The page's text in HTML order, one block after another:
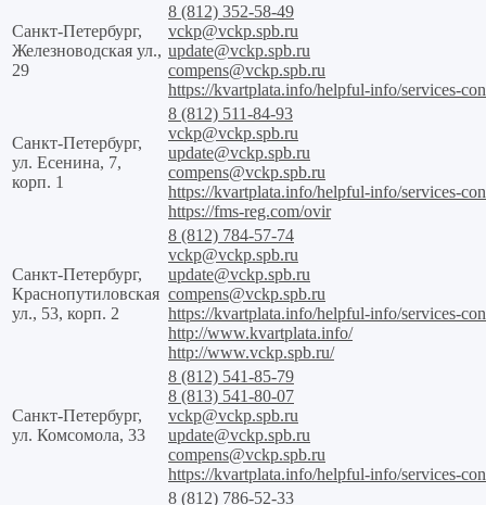
Санкт-Петербург,
Железноводская ул.,
29
8 (812) 352-58-49
vckp@vckp.spb.ru
update@vckp.spb.ru
compens@vckp.spb.ru
https://kvartplata.info/helpful-info/services-
Санкт-Петербург,
ул. Есенина, 7,
корп. 1
8 (812) 511-84-93
vckp@vckp.spb.ru
update@vckp.spb.ru
compens@vckp.spb.ru
https://kvartplata.info/helpful-info/services-
https://fms-reg.com/ovir
Санкт-Петербург,
Краснопутиловская
ул., 53, корп. 2
8 (812) 784-57-74
vckp@vckp.spb.ru
update@vckp.spb.ru
compens@vckp.spb.ru
https://kvartplata.info/helpful-info/services-
http://www.kvartplata.info/
http://www.vckp.spb.ru/
Санкт-Петербург,
ул. Комсомола, 33
8 (812) 541-85-79
8 (813) 541-80-07
vckp@vckp.spb.ru
update@vckp.spb.ru
compens@vckp.spb.ru
https://kvartplata.info/helpful-info/services-
8 (812) 786-52-33